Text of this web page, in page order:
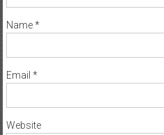
Name*
Email *
Website